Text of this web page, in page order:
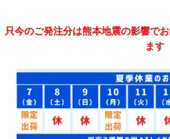
只今のご発注分は熊本地震の影響で
ます